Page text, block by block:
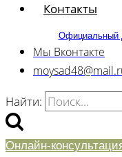
Контакты
Официальный
Мы Вконтакте
Найти:
Онлайн-